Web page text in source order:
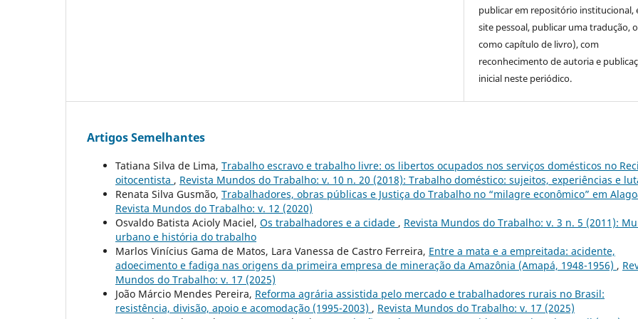
publicar em repositório institucional,
site pessoal, publicar uma tradução,
como capítulo de livro), com
reconhecimento de autoria e
inicial neste periódico.
Artigos Semelhantes
Tatiana Silva de Lima, Trabalho escravo e trabalho livre: os libertos ocupados nos serviços domésticos no
oitocentista , Revista Mundos do Trabalho: v. 10 n. 20 (2018): Trabalho doméstico: sujeitos, experiências e
Renata Silva Gusmão, Trabalhadores, obras públicas e Justiça do Trabalho no “milagre econômico” em
Revista Mundos do Trabalho: v. 12 (2020)
Osvaldo Batista Acioly Maciel, Os trabalhadores e a cidade , Revista Mundos do Trabalho: v. 3 n. 5 (2011):
urbano e história do trabalho
Marlos Vinícius Gama de Matos, Lara Vanessa de Castro Ferreira, Entre a mata e a empreitada: acidente,
adoecimento e fadiga nas origens da primeira empresa de mineração da Amazônia (Amapá, 1948-1956) ,
Mundos do Trabalho: v. 17 (2025)
João Márcio Mendes Pereira, Reforma agrária assistida pelo mercado e trabalhadores rurais no Brasil:
resistência, divisão, apoio e acomodação (1995-2003) , Revista Mundos do Trabalho: v. 17 (2025)